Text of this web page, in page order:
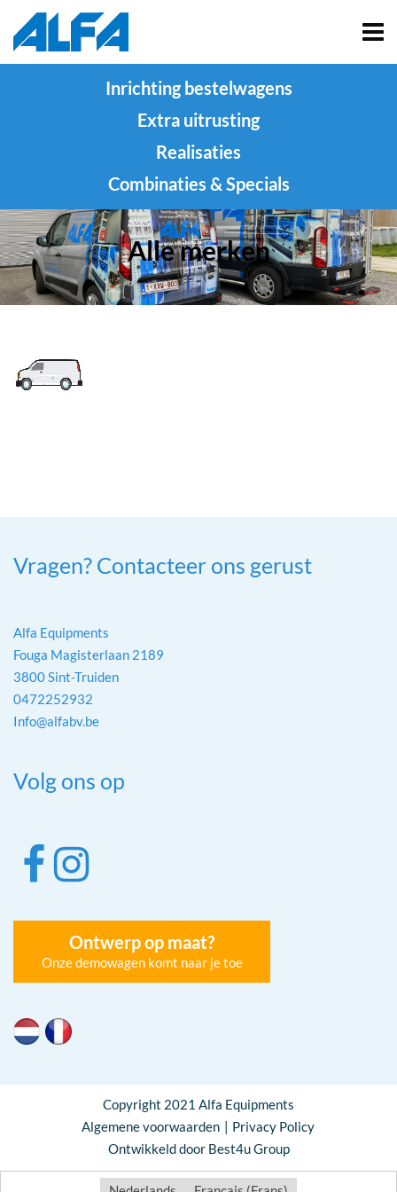
Inrichting bestelwagens
Extra uitrusting
Realisaties
Combinaties & Specials
Alle merken
Vragen? Contacteer ons gerust
Alfa Equipments
Fouga Magisterlaan 2189
3800 Sint-Truiden
0472252932
Info@alfabv.be
Volg ons op
Ontwerp op maat?
Onze demowagen komt naar je toe
Copyright 2021 Alfa Equipments
Algemene voorwaarden
Privacy Policy
Ontwikkeld door Best4u Group